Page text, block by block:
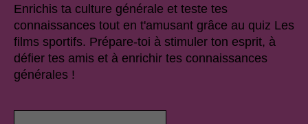
Enrichis ta culture générale et teste tes
connaissances tout en t'amusant grâce au quiz Les
films sportifs. Prépare-toi à stimuler ton esprit, à
défier tes amis et à enrichir tes connaissances
générales !